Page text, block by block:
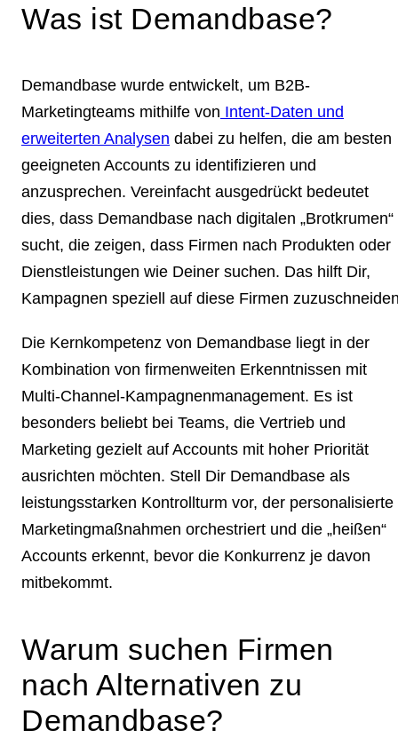
Was ist Demandbase?
Demandbase wurde entwickelt, um B2B-
Marketingteams mithilfe von Intent-Daten und
erweiterten Analysen dabei zu helfen, die am besten
geeigneten Accounts zu identifizieren und
anzusprechen. Vereinfacht ausgedrückt bedeutet
dies, dass Demandbase nach digitalen „Brotkrumen“
sucht, die zeigen, dass Firmen nach Produkten oder
Dienstleistungen wie Deiner suchen. Das hilft Dir,
Kampagnen speziell auf diese Firmen
Die Kernkompetenz von Demandbase liegt in der
Kombination von firmenweiten Erkenntnissen mit
Multi-Channel-Kampagnenmanagement. Es ist
besonders beliebt bei Teams, die Vertrieb und
Marketing gezielt auf Accounts mit hoher Priorität
ausrichten möchten. Stell Dir Demandbase als
leistungsstarken Kontrollturm vor, der personalisierte
Marketingmaßnahmen orchestriert und die „heißen“
Accounts erkennt, bevor die Konkurrenz je davon
mitbekommt.
Warum suchen Firmen
nach Alternativen zu
Demandbase?